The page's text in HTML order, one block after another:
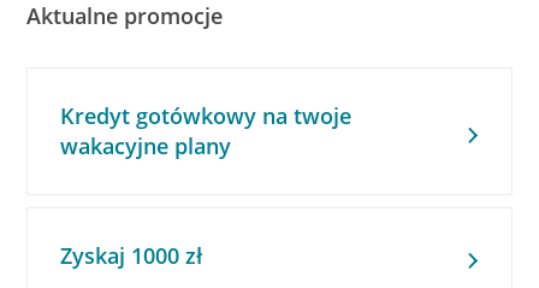
Aktualne promocje
Kredyt gotówkowy na twoje
wakacyjne plany
Zyskaj 1000 zł